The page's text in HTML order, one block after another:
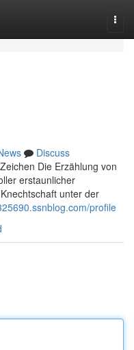
Discuss
Die Erzählung von
erstaunlicher
unter der
profile